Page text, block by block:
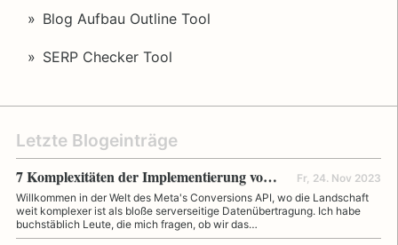
Blog Aufbau Outline Tool
SERP Checker Tool
Letzte Blogeinträge
7 Komplexitäten der Implementierung von Metas Conversions API
Fr, 24. Nov 2023
Willkommen in der Welt des Meta's Conversions API, wo die Landschaft
weit komplexer ist als bloße serverseitige Datenübertragung. Ich habe
buchstäblich Leute, die mich fragen, ob wir das…